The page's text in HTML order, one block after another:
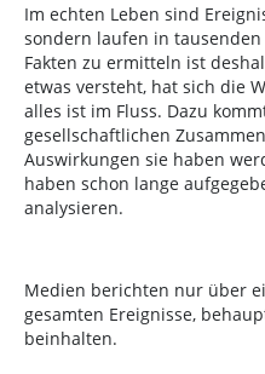
Im echten Leben sind
sondern laufen in
Fakten zu ermitteln ist
etwas versteht, hat sich die
alles ist im Fluss. Dazu
gesellschaftlichen
Auswirkungen sie haben
haben schon lange
analysieren.
Medien berichten nur über
gesamten Ereignisse,
beinhalten.